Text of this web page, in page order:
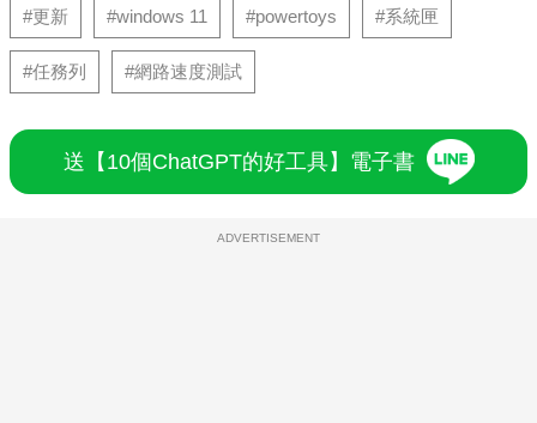
#更新 #windows 11 #powertoys #系統匣
#任務列 #網路速度測試
送【10個ChatGPT的好工具】電子書
ADVERTISEMENT